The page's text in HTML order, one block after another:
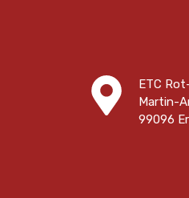
ETC
Martin-
99096